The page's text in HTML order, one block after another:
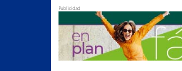
Publicidad